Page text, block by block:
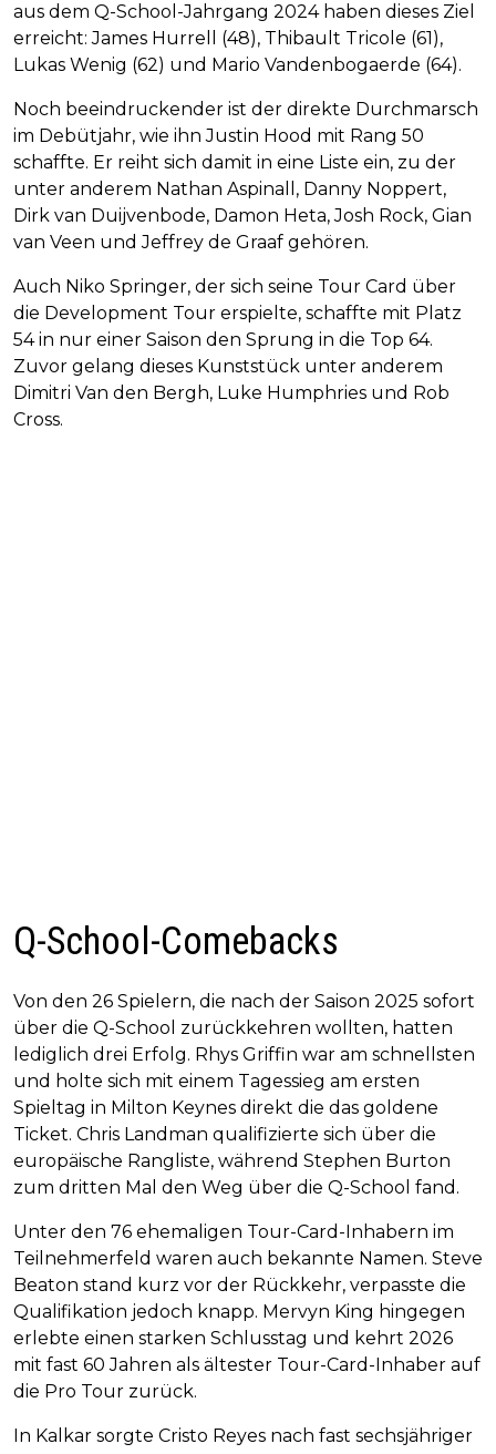
aus dem Q-School-Jahrgang 2024 haben dieses Ziel
erreicht: James Hurrell (48), Thibault Tricole (61),
Lukas Wenig (62) und Mario Vandenbogaerde (64).
Noch beeindruckender ist der direkte Durchmarsch
im Debütjahr, wie ihn Justin Hood mit Rang 50
schaffte. Er reiht sich damit in eine Liste ein, zu der
unter anderem Nathan Aspinall, Danny Noppert,
Dirk van Duijvenbode, Damon Heta, Josh Rock, Gian
van Veen und Jeffrey de Graaf gehören.
Auch Niko Springer, der sich seine Tour Card über
die Development Tour erspielte, schaffte mit Platz
54 in nur einer Saison den Sprung in die Top 64.
Zuvor gelang dieses Kunststück unter anderem
Dimitri Van den Bergh, Luke Humphries und Rob
Cross.
Q-School-Comebacks
Von den 26 Spielern, die nach der Saison 2025 sofort
über die Q-School zurückkehren wollten, hatten
lediglich drei Erfolg. Rhys Griffin war am schnellsten
und holte sich mit einem Tagessieg am ersten
Spieltag in Milton Keynes direkt die das goldene
Ticket. Chris Landman qualifizierte sich über die
europäische Rangliste, während Stephen Burton
zum dritten Mal den Weg über die Q-School fand.
Unter den 76 ehemaligen Tour-Card-Inhabern im
Teilnehmerfeld waren auch bekannte Namen. Steve
Beaton stand kurz vor der Rückkehr, verpasste die
Qualifikation jedoch knapp. Mervyn King hingegen
erlebte einen starken Schlusstag und kehrt 2026
mit fast 60 Jahren als ältester Tour-Card-Inhaber auf
die Pro Tour zurück.
In Kalkar sorgte Cristo Reyes nach fast sechsjähriger